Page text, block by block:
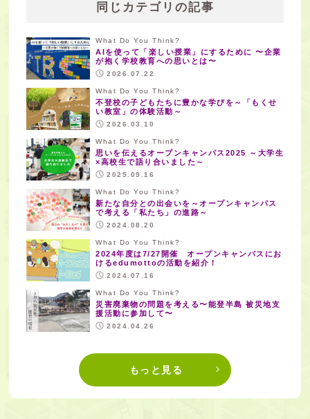
同じカテゴリの記事
What Do You Think?
AIを使って「楽しい授業」にするために 〜企業
が抱く学校教育への思いとは〜
2026.07.22
What Do You Think?
不登校の子どもたちに豊かな学びを～「もくせ
い教室」の体験活動～
2026.03.10
What Do You Think?
思いを伝えるオープンキャンパス2025 ～大学生
×高校生で語り合いました～
2025.09.16
What Do You Think?
新たな自分との出会いを～オープンキャンパス
で考える「私たち」の進路～
2024.08.20
What Do You Think?
2024年度は7/27開催 オープンキャンパスにお
けるedumottoの活動を紹介！
2024.07.16
What Do You Think?
災害廃棄物の問題を考える〜能登半島 被災地支
援活動に参加して〜
2024.04.26
もっと見る